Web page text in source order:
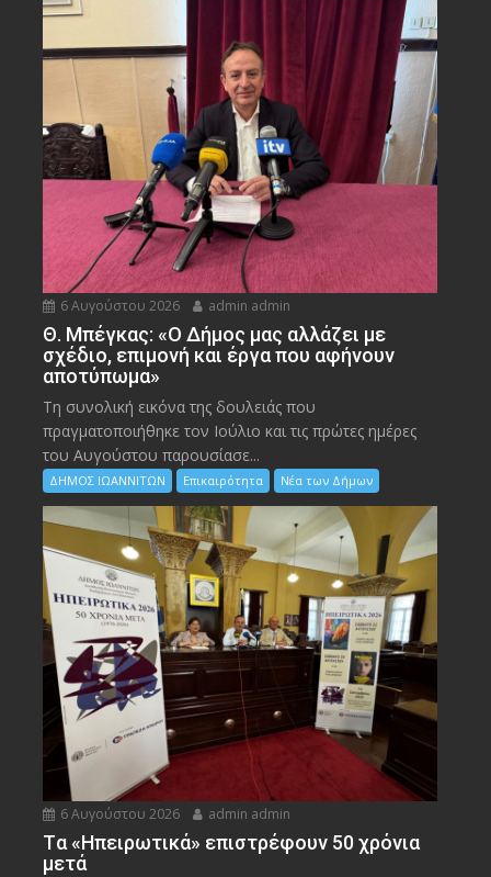
6 Αυγούστου 2026 admin admin
Θ. Μπέγκας: «Ο Δήμος μας αλλάζει με
σχέδιο, επιμονή και έργα που αφήνουν
αποτύπωμα»
Τη συνολική εικόνα της δουλειάς που
πραγματοποιήθηκε τον Ιούλιο και τις πρώτες ημέρες
του Αυγούστου παρουσίασε...
ΔΗΜΟΣ ΙΩΑΝΝΙΤΩΝ Επικαιρότητα Νέα των Δήμων
6 Αυγούστου 2026 admin admin
Tα «Ηπειρωτικά» επιστρέφουν 50 χρόνια
μετά